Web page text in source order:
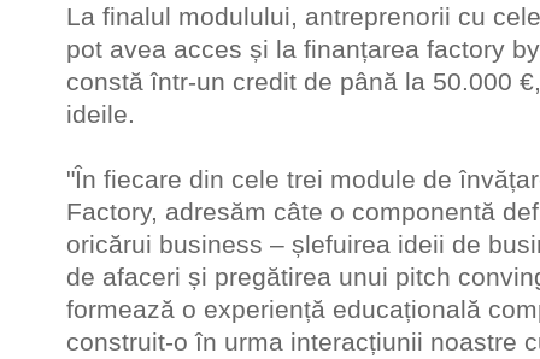
La finalul modulului, antreprenorii cu
pot avea acces și la finanțarea factory
constă într-un credit de până la 50.000
ideile.
"În fiecare din cele trei module de
Factory, adresăm câte o componentă
oricărui business – șlefuirea ideii de
de afaceri și pregătirea unui pitch
formează o experiență educațională
construit-o în urma interacțiunii noastre